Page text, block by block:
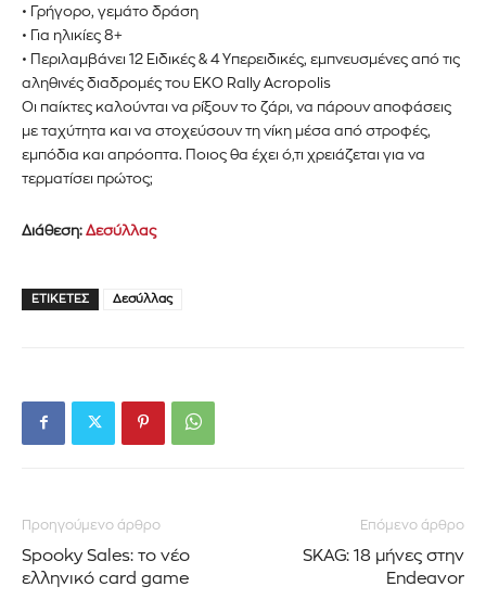
Εγγραφείτε στο Newsletter του
• Γρήγορο, γεμάτο δράση
• Για ηλικίες 8+
• Περιλαμβάνει 12 Ειδικές & 4 Υπερειδικές, εμπνευσμένες από τις
αληθινές διαδρομές του EKO Rally Acropolis
Οι παίκτες καλούνται να ρίξουν το ζάρι, να πάρουν αποφάσεις
με ταχύτητα και να στοχεύσουν τη νίκη μέσα από στροφές,
εμπόδια και απρόοπτα. Ποιος θα έχει ό,τι χρειάζεται για να
τερματίσει πρώτος;
Διάθεση: Δεσύλλας
ΕΤΙΚΈΤΕΣ Δεσύλλας
Προηγούμενο άρθρο
Spooky Sales: το νέο
ελληνικό card game
Επόμενο άρθρο
SKAG: 18 μήνες στην
Endeavor